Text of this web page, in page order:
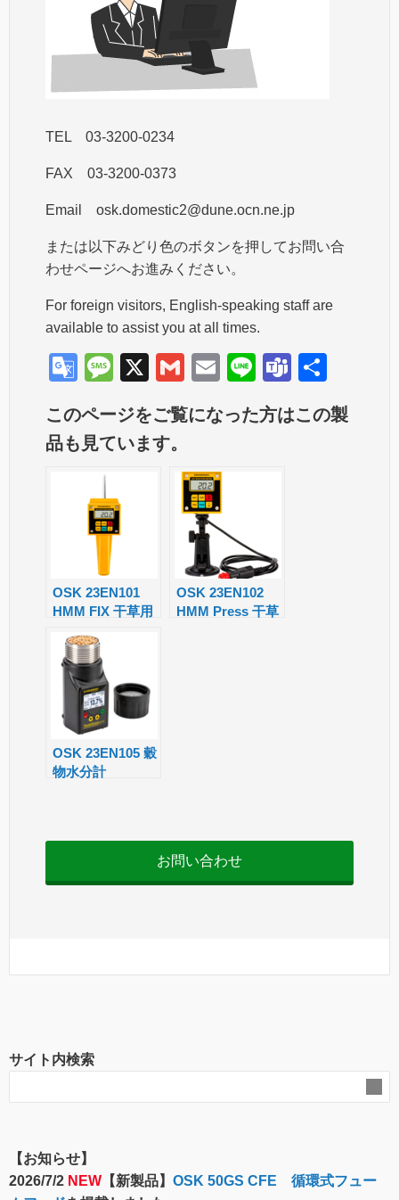
TEL 03-3200-0234
FAX 03-3200-0373
Email osk.domestic2@dune.ocn.ne.jp
または以下みどり色のボタンを押してお問い合
わせページへお進みください。
For foreign visitors, English-speaking staff are
available to assist you at all times.
G
o
gl
Tr
a
sl
at
e
M
ss
a
e
X
G
ail
E
ail
Li
e
T
a
このページをご覧になった方はこの製
品も見ています。
OSK 23EN101
HMM FIX 干草用
OSK 23EN102
HMM Press 干草
OSK 23EN105 穀
物水分計
お問い合わせ
サイト内検索
【お知らせ】
2026/7/2 NEW 【新製品】 OSK 50GS CFE 循環式フュー